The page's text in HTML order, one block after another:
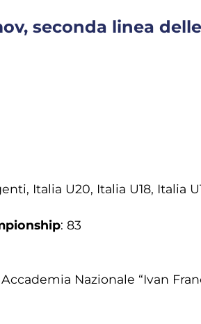
seconda linea
Italia U20, Italia U18, Italia
: 83
Nazionale “Ivan